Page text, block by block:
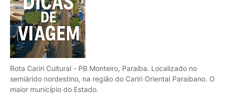
Rota Cariri Cultural - PB Monteiro, Paraíba. Localizado no
semiárido nordestino, na região do Cariri Oriental Paraibano. O
maior município do Estado.